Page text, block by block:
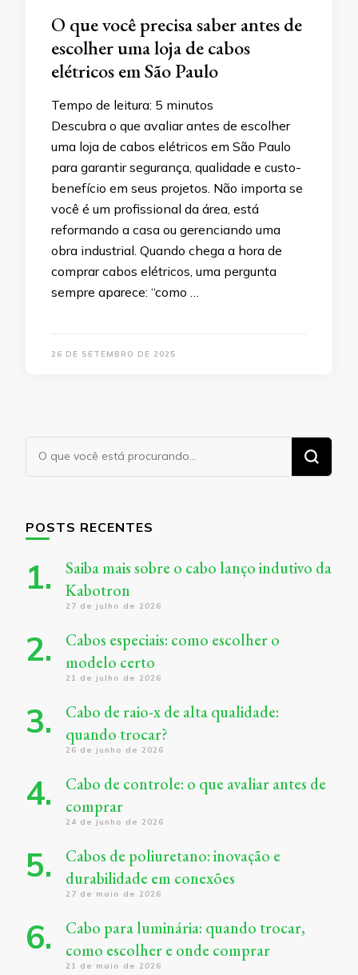
O que você precisa saber antes de
escolher uma loja de cabos
elétricos em São Paulo
Tempo de leitura: 5 minutos
Descubra o que avaliar antes de escolher
uma loja de cabos elétricos em São Paulo
para garantir segurança, qualidade e custo-
benefício em seus projetos. Não importa se
você é um profissional da área, está
reformando a casa ou gerenciando uma
obra industrial. Quando chega a hora de
comprar cabos elétricos, uma pergunta
sempre aparece: “como …
26 DE SETEMBRO DE 2025
Procurando
algo?
POSTS RECENTES
Saiba mais sobre o cabo lanço indutivo da
Kabotron
27 de julho de 2026
Cabos especiais: como escolher o
modelo certo
21 de julho de 2026
Cabo de raio-x de alta qualidade:
quando trocar?
26 de junho de 2026
Cabo de controle: o que avaliar antes de
comprar
24 de junho de 2026
Cabos de poliuretano: inovação e
durabilidade em conexões
27 de maio de 2026
Cabo para luminária: quando trocar,
como escolher e onde comprar
21 de maio de 2026